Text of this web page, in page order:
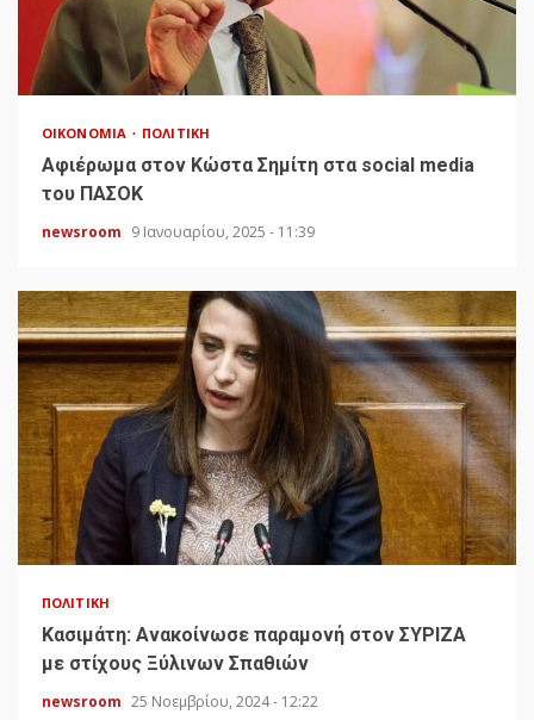
ΟΙΚΟΝΟΜΊΑ ΠΟΛΙΤΙΚΉ
Αφιέρωμα στον Κώστα Σημίτη στα social media
του ΠΑΣΟΚ
newsroom 9 Ιανουαρίου, 2025 - 11:39
ΠΟΛΙΤΙΚΉ
Κασιμάτη: Ανακοίνωσε παραμονή στον ΣΥΡΙΖΑ
με στίχους Ξύλινων Σπαθιών
newsroom 25 Νοεμβρίου, 2024 - 12:22